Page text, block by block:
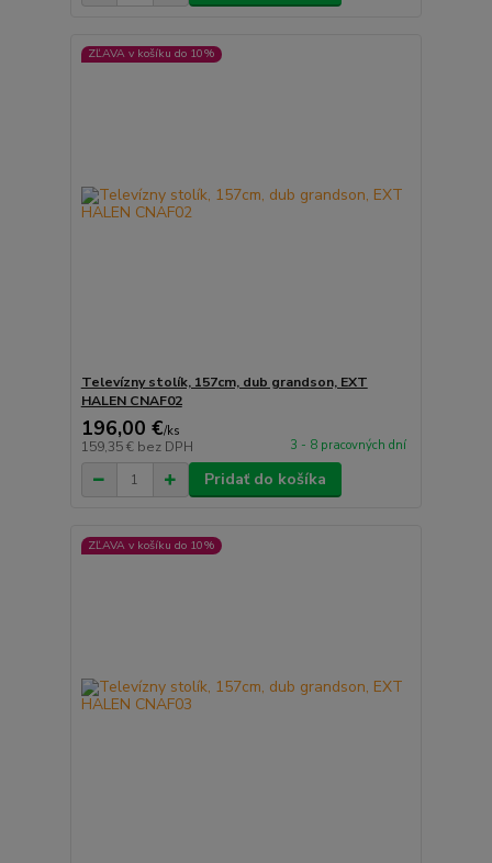
ZĽAVA v košíku do 10%
Televízny stolík, 157cm, dub grandson, EXT
HALEN CNAF02
196,00 €/ks
159,35 € bez DPH 3 - 8 pracovných dní
Pridať do košíka
ZĽAVA v košíku do 10%